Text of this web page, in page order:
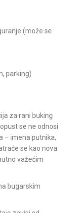
(može se
parking)
za rani buking
se ne odnosi
– imena putnika,
se kao nova
važećim
bugarskim